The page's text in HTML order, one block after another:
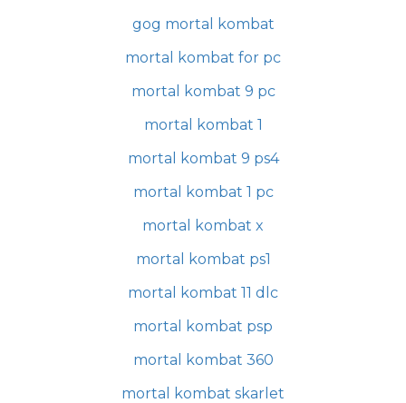
gog mortal kombat
mortal kombat for pc
mortal kombat 9 pc
mortal kombat 1
mortal kombat 9 ps4
mortal kombat 1 pc
mortal kombat x
mortal kombat ps1
mortal kombat 11 dlc
mortal kombat psp
mortal kombat 360
mortal kombat skarlet